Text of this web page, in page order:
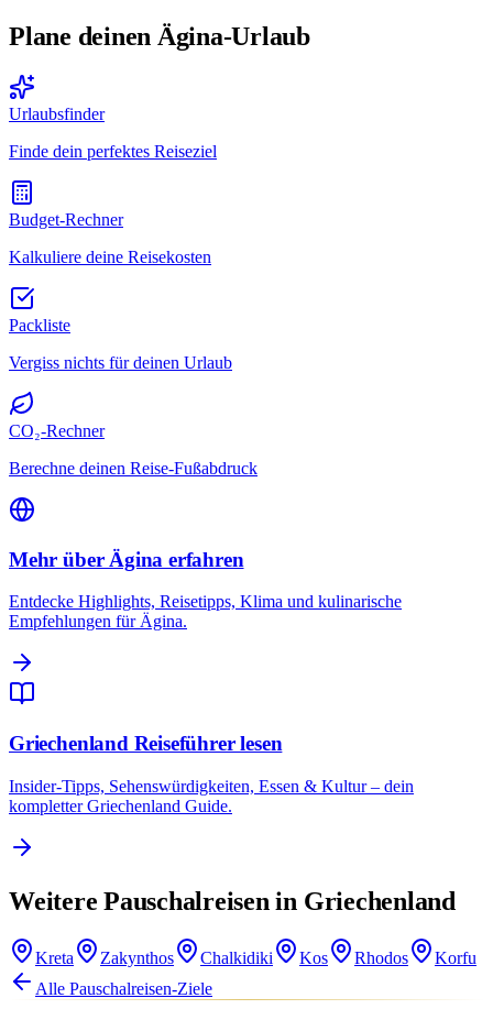
Plane deinen Ägina-Urlaub
Urlaubsfinder
Finde dein perfektes Reiseziel
Budget-Rechner
Kalkuliere deine Reisekosten
Packliste
Vergiss nichts für deinen Urlaub
CO₂-Rechner
Berechne deinen Reise-Fußabdruck
Mehr über Ägina erfahren
Entdecke Highlights, Reisetipps, Klima und kulinarische
Empfehlungen für Ägina.
Griechenland Reiseführer lesen
Insider-Tipps, Sehenswürdigkeiten, Essen & Kultur – dein
kompletter Griechenland Guide.
Weitere Pauschalreisen in Griechenland
Kreta Zakynthos Chalkidiki Kos Rhodos
Korfu
Alle Pauschalreisen-Ziele